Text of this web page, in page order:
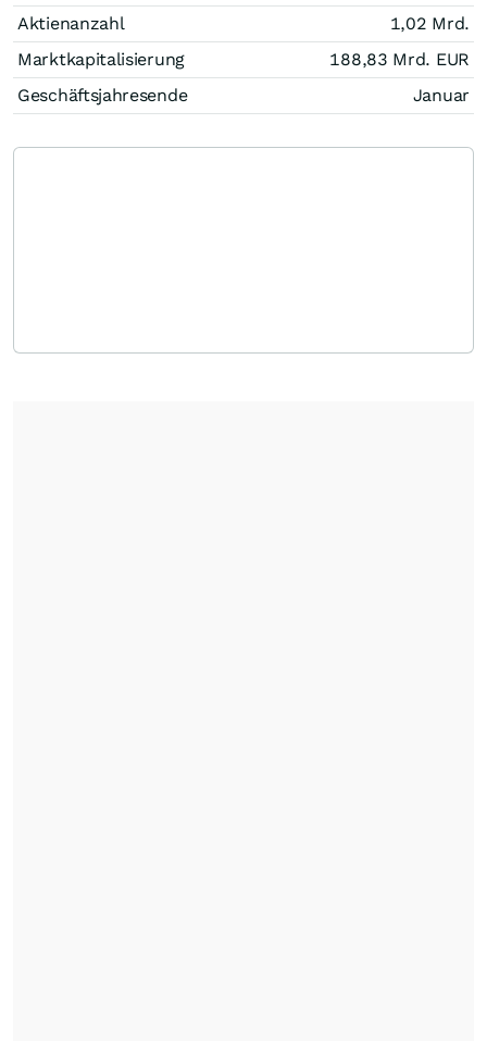
Aktienanzahl
1,02 Mrd.
Marktkapitalisierung
188,83 Mrd. EUR
Geschäftsjahresende
Januar